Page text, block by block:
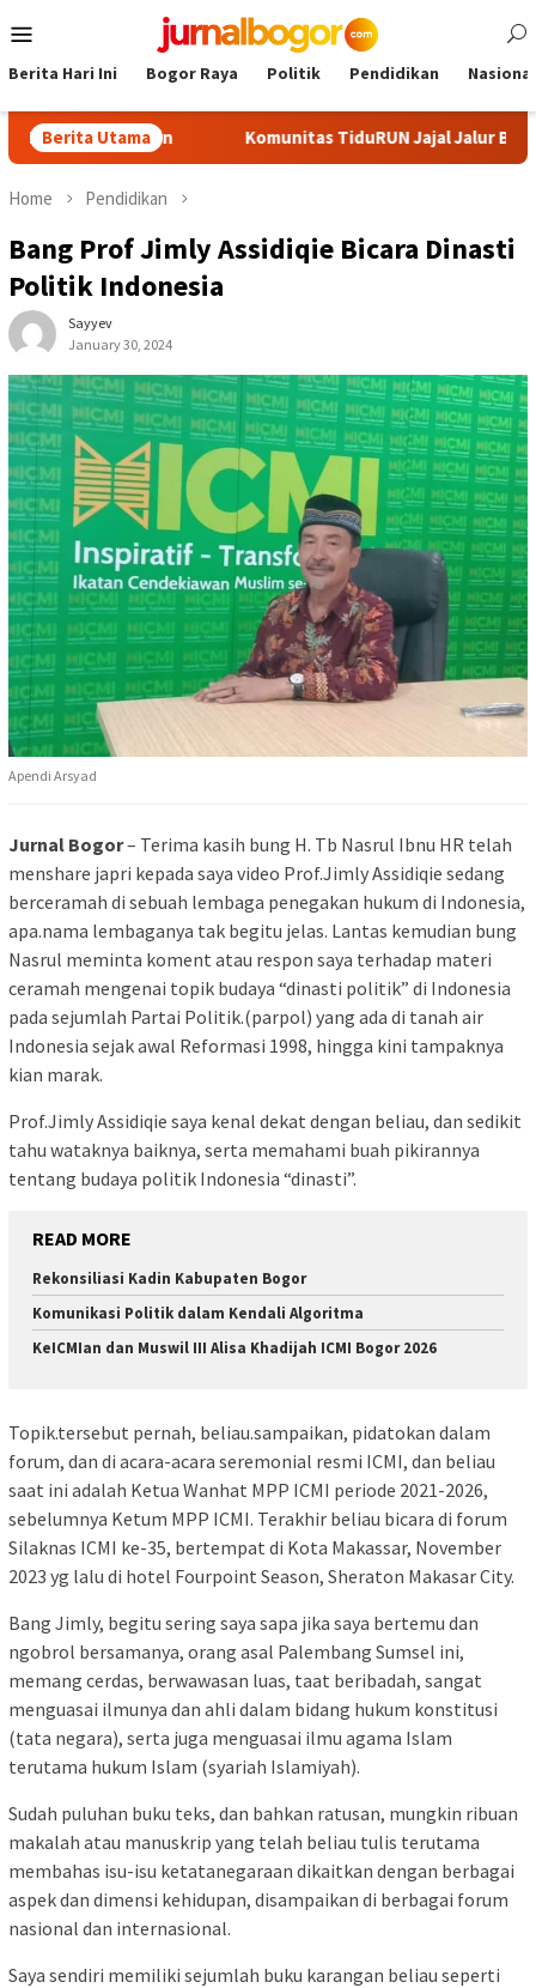
to
Menu
Berita Hari Ini Bogor Raya Politik Pendidikan Nasional
Berita UtamaKomunitas TiduRUN Jajal Jalur Baru Trekking dan
Home Pendidikan
Bang Prof Jimly Assidiqie Bicara Dinasti
Politik Indonesia
Sayyev
January 30, 2024
Apendi Arsyad
Jurnal Bogor– Terima kasih bung H. Tb Nasrul Ibnu HR telah
menshare japri kepada saya video Prof.Jimly Assidiqie sedang
berceramah di sebuah lembaga penegakan hukum di Indonesia,
apa.nama lembaganya tak begitu jelas. Lantas kemudian bung
Nasrul meminta koment atau respon saya terhadap materi
ceramah mengenai topik budaya “dinasti politik” di Indonesia
pada sejumlah Partai Politik.(parpol) yang ada di tanah air
Indonesia sejak awal Reformasi 1998, hingga kini tampaknya
kian marak.
Prof.Jimly Assidiqie saya kenal dekat dengan beliau, dan sedikit
tahu wataknya baiknya, serta memahami buah pikirannya
tentang budaya politik Indonesia “dinasti”.
READ MORE
Rekonsiliasi Kadin Kabupaten Bogor
Komunikasi Politik dalam Kendali Algoritma
KeICMIan dan Muswil III Alisa Khadijah ICMI Bogor 2026
Topik.tersebut pernah, beliau.sampaikan, pidatokan dalam
forum, dan di acara-acara seremonial resmi ICMI, dan beliau
saat ini adalah Ketua Wanhat MPP ICMI periode 2021-2026,
sebelumnya Ketum MPP ICMI. Terakhir beliau bicara di forum
Silaknas ICMI ke-35, bertempat di Kota Makassar, November
2023 yg lalu di hotel Fourpoint Season, Sheraton Makasar City.
Bang Jimly, begitu sering saya sapa jika saya bertemu dan
ngobrol bersamanya, orang asal Palembang Sumsel ini,
memang cerdas, berwawasan luas, taat beribadah, sangat
menguasai ilmunya dan ahli dalam bidang hukum konstitusi
(tata negara), serta juga menguasai ilmu agama Islam
terutama hukum Islam (syariah Islamiyah).
Sudah puluhan buku teks, dan bahkan ratusan, mungkin ribuan
makalah atau manuskrip yang telah beliau tulis terutama
membahas isu-isu ketatanegaraan dikaitkan dengan berbagai
aspek dan dimensi kehidupan, disampaikan di berbagai forum
nasional dan internasional.
Saya sendiri memiliki sejumlah buku karangan beliau seperti